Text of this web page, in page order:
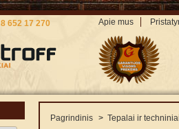
Apie mus
8 652 17 270
Pagrindinis > Tepalai ir